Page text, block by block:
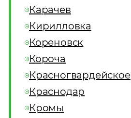
Карачев
Кирилловка
Кореновск
Короча
Красногвардейское
Краснодар
Кромы